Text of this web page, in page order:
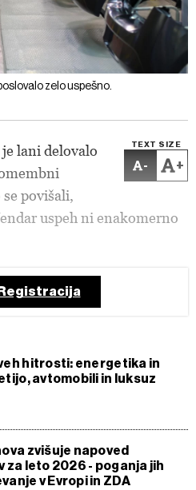
zelo uspešno.
TEXT SIZE
- +
lani delovalo
povišali,
uspeh ni enakomerno
hitrosti: energetika in
avtomobili in luksuz
zvišuje napoved
za leto 2026 - poganja jih
v Evropi in ZDA